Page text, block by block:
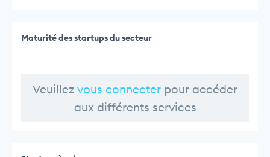
Maturité des startups du secteur
Veuillez vous connecter pour accéder
aux différents services